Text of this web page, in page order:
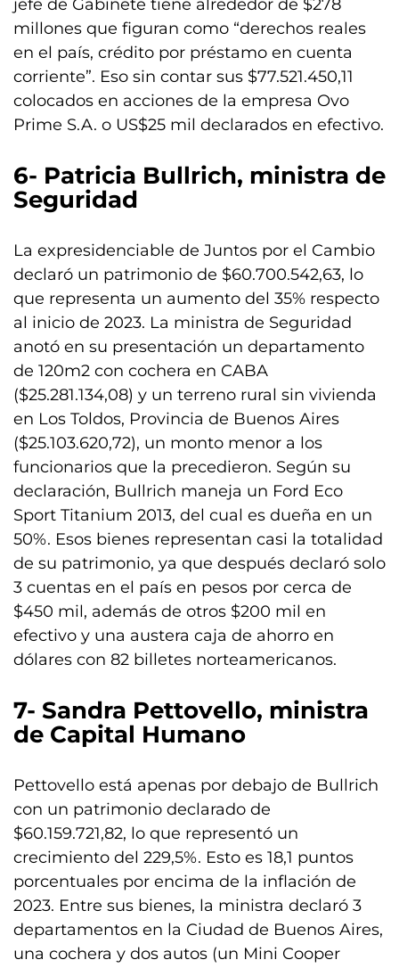
jefe de Gabinete tiene alrededor de $278
millones que figuran como “derechos reales
en el país, crédito por préstamo en cuenta
corriente”. Eso sin contar sus $77.521.450,11
colocados en acciones de la empresa Ovo
Prime S.A. o US$25 mil declarados en efectivo.
6- Patricia Bullrich, ministra de
Seguridad
La expresidenciable de Juntos por el Cambio
declaró un patrimonio de $60.700.542,63, lo
que representa un aumento del 35% respecto
al inicio de 2023. La ministra de Seguridad
anotó en su presentación un departamento
de 120m2 con cochera en CABA
($25.281.134,08) y un terreno rural sin vivienda
en Los Toldos, Provincia de Buenos Aires
($25.103.620,72), un monto menor a los
funcionarios que la precedieron. Según su
declaración, Bullrich maneja un Ford Eco
Sport Titanium 2013, del cual es dueña en un
50%. Esos bienes representan casi la totalidad
de su patrimonio, ya que después declaró solo
3 cuentas en el país en pesos por cerca de
$450 mil, además de otros $200 mil en
efectivo y una austera caja de ahorro en
dólares con 82 billetes norteamericanos.
7- Sandra Pettovello, ministra
de Capital Humano
Pettovello está apenas por debajo de Bullrich
con un patrimonio declarado de
$60.159.721,82, lo que representó un
crecimiento del 229,5%. Esto es 18,1 puntos
porcentuales por encima de la inflación de
2023. Entre sus bienes, la ministra declaró 3
departamentos en la Ciudad de Buenos Aires,
una cochera y dos autos (un Mini Cooper